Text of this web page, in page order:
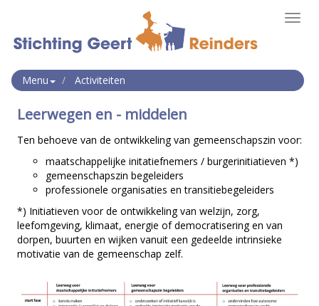
Menu Activiteiten
Leerwegen en - middelen
Ten behoeve van de ontwikkeling van gemeenschapszin voor:
maatschappelijke initatiefnemers / burgerinitiatieven *)
gemeenschapszin begeleiders
professionele organisaties en transitiebegeleiders
*) Initiatieven voor de ontwikkeling van welzijn, zorg,
leefomgeving, klimaat, energie of democratisering en van
dorpen, buurten en wijken vanuit een gedeelde intrinsieke
motivatie van de gemeenschap zelf.